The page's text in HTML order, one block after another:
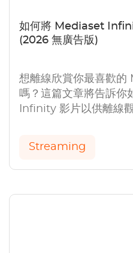
如何將 Mediaset
(2026 無廣告版)
想離線欣賞你最喜歡
嗎？這篇文章將告訴
Infinity 影片以供離線觀
Streaming